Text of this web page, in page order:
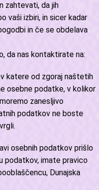
zahtevati, da jih
vaši izbiri, in sicer kadar
in če se obdelava
da nas kontaktirate na:
katere od zgoraj naštetih
osebne podatke, v kolikor
zanesljivo
podatkov ne boste
osebnih podatkov prišlo
podatkov, imate pravico
Dunajska